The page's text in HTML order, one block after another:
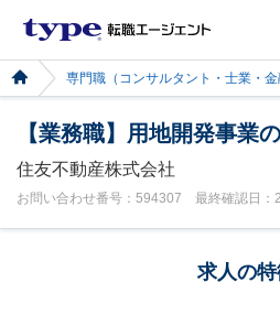
専門職（コンサルタント・士業・金
【業務職】用地開発事業
住友不動産株式会社
お問い合わせ番号：594307 最終確認日：
求人の